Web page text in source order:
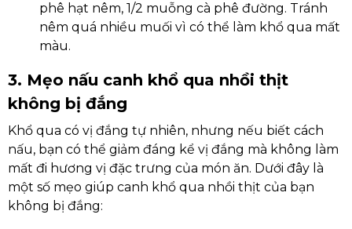
phê hạt nêm, 1/2 muỗng cà phê đường. Tránh
nêm quá nhiều muối vì có thể làm khổ qua mất
màu.
3. Mẹo nấu canh khổ qua nhồi thịt
không bị đắng
Khổ qua có vị đắng tự nhiên, nhưng nếu biết cách
nấu, bạn có thể giảm đáng kể vị đắng mà không làm
mất đi hương vị đặc trưng của món ăn. Dưới đây là
một số mẹo giúp canh khổ qua nhồi thịt của bạn
không bị đắng: